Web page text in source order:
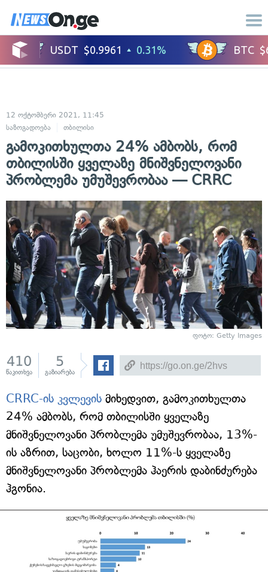
12 ოქტომბერი 2021, 11:45
საზოგადოება
თბილისი
გამოკითხულთა 24% ამბობს, რომ
თბილისში ყველაზე მნიშვნელოვანი
პრობლემა უმუშევრობაა — CRRC
ფოტო: Getty Images
410
წაკითხვა
5
გაზიარება
CRRC-ის კვლევის მიხედვით, გამოკითხულთა
24% ამბობს, რომ თბილისში ყველაზე
მნიშვნელოვანი პრობლემა უმუშევრობაა, 13%-
ის აზრით, საცობი, ხოლო 11%-ს ყველაზე
მნიშვნელოვანი პრობლემა ჰაერის დაბინძურება
ჰგონია.